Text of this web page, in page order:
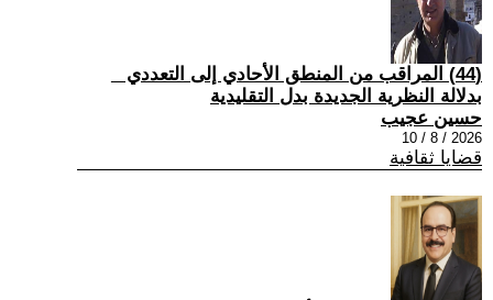
(44) المراقب من المنطق الأحادي إلى التعددي _
بدلالة النظرية الجديدة بدل التقليدية
حسين عجيب
2026 / 8 / 10
قضايا ثقافية